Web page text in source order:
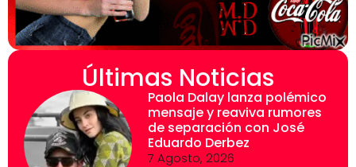
Últimas Noticias
Paola Dalay lanza polémico
mensaje y reaviva rumores
de separación con José
Eduardo Derbez
7 Agosto, 2026